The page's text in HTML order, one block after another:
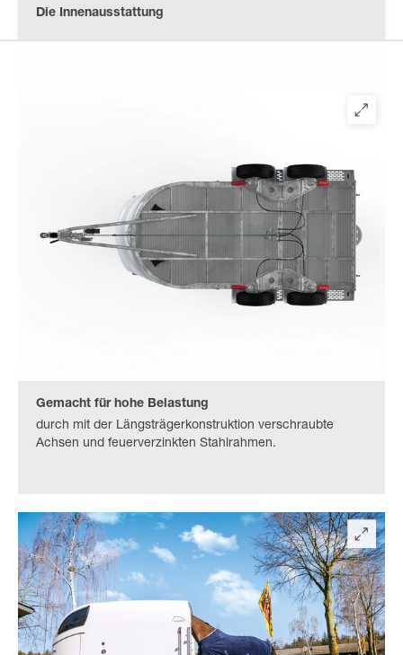
Die Innenausstattung
Gemacht für hohe Belastung
durch mit der Längsträgerkonstruktion verschraubte
Achsen und feuerverzinkten Stahlrahmen.